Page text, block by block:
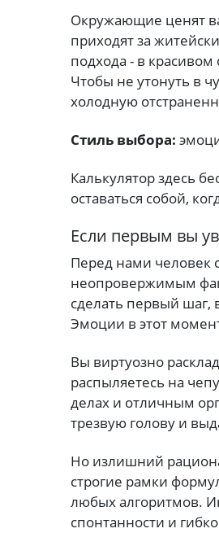
Окружающие ценят
приходят за
подхода - в
Чтобы не утонуть в
холодную
Стиль выбора:
Калькулятор здесь
оставаться собой,
Если первым вы
Перед нами человек
неопровержимым
сделать первый шаг,
Эмоции в этот
Вы виртуозно
распыляетесь на
делах и отличным
трезвую голову и
Но излишний
строгие рамки
любых алгоритмов.
спонтанности и